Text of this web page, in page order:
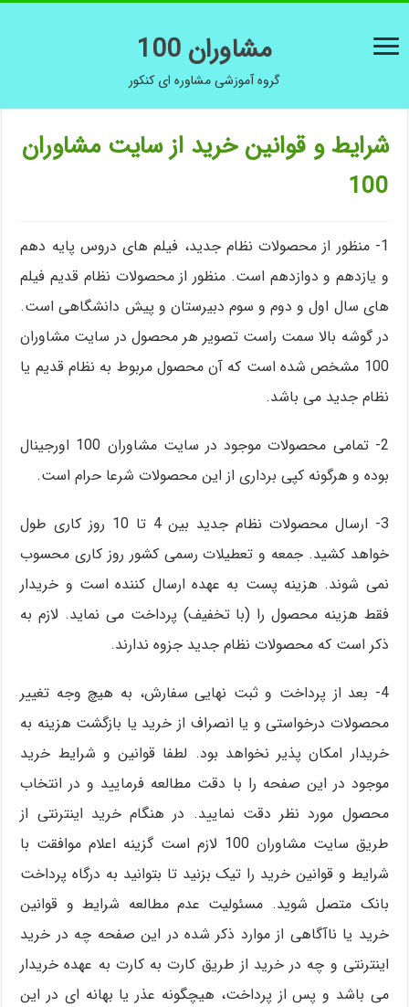
مشاوران 100
گروه آموزشی مشاوره ای کنکور
شرایط و قوانین خرید از سایت مشاوران
100
1- منظور از محصولات نظام جدید، فیلم های دروس پایه دهم
و یازدهم و دوازدهم است. منظور از محصولات نظام قدیم فیلم
های سال اول و دوم و سوم دبیرستان و پیش دانشگاهی است.
در گوشه بالا سمت راست تصویر هر محصول در سایت مشاوران
100 مشخص شده است که آن محصول مربوط به نظام قدیم یا
نظام جدید می باشد.
2- تمامی محصولات موجود در سایت مشاوران 100 اورجینال
بوده و هرگونه کپی برداری از این محصولات شرعا حرام است.
3- ارسال محصولات نظام جدید بین 4 تا 10 روز کاری طول
خواهد کشید. جمعه و تعطیلات رسمی کشور روز کاری محسوب
نمی شوند. هزینه پست به عهده ارسال کننده است و خریدار
فقط هزینه محصول را (با تخفیف) پرداخت می نماید. لازم به
ذکر است که محصولات نظام جدید جزوه ندارند.
4- بعد از پرداخت و ثبت نهایی سفارش، به هیچ وجه تغییر
محصولات درخواستی و یا انصراف از خرید یا بازگشت هزینه به
خریدار امکان پذیر نخواهد بود. لطفا قوانین و شرایط خرید
موجود در این صفحه را با دقت مطالعه فرمایید و در انتخاب
محصول مورد نظر دقت نمایید. در هنگام خرید اینترنتی از
طریق سایت مشاوران 100 لازم است گزینه اعلام موافقت با
شرایط و قوانین خرید را تیک بزنید تا بتوانید به درگاه پرداخت
بانک متصل شوید. مسئولیت عدم مطالعه شرایط و قوانین
خرید یا ناآگاهی از موارد ذکر شده در این صفحه چه در خرید
اینترنتی و چه در خرید از طریق کارت به کارت به عهده خریدار
می باشد و پس از پرداخت، هیچگونه عذر یا بهانه ای در این